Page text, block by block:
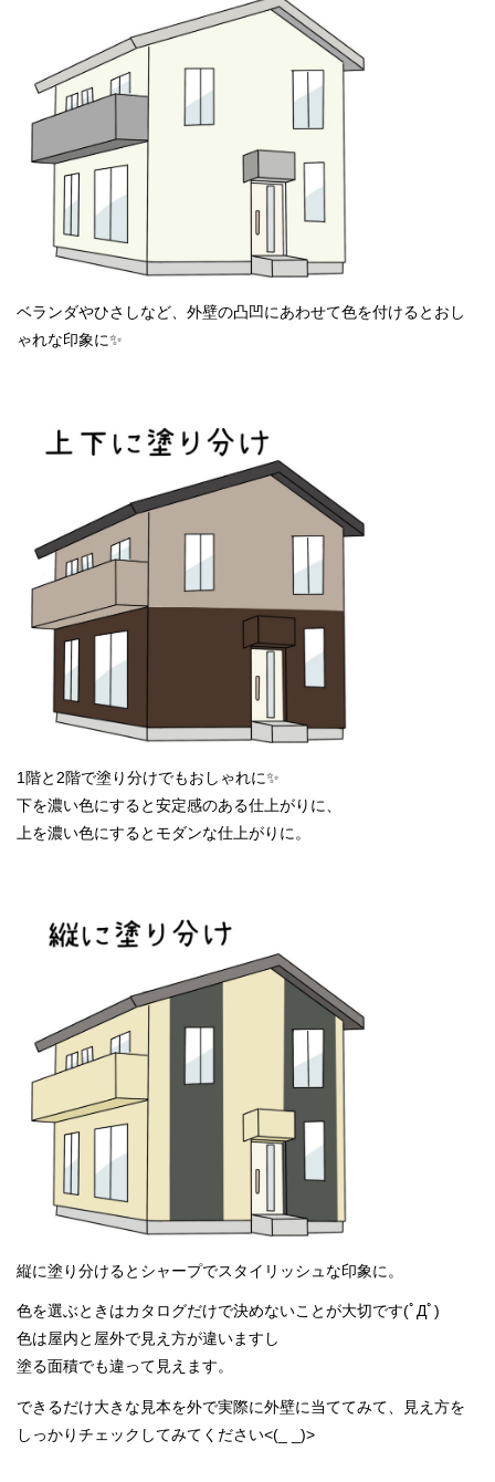
ベランダやひさしなど、外壁の凸凹にあわせて色を付けるとおし
ゃれな印象に✨
1階と2階で塗り分けでもおしゃれに✨
下を濃い色にすると安定感のある仕上がりに、
上を濃い色にするとモダンな仕上がりに。
縦に塗り分けるとシャープでスタイリッシュな印象に。
色を選ぶときはカタログだけで決めないことが大切です(ﾟДﾟ)
色は屋内と屋外で見え方が違いますし
塗る面積でも違って見えます。
できるだけ大きな見本を外で実際に外壁に当ててみて、見え方を
しっかりチェックしてみてください<(_ _)>